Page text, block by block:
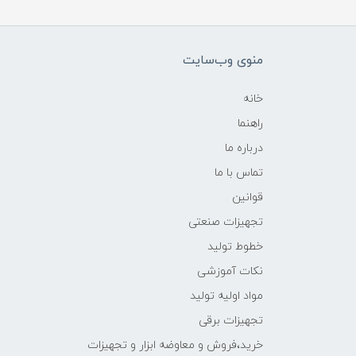
منوی وب‌سایت
خانه
راهنما
درباره ما
تماس با ما
قوانین
تجهیزات صنعتی
خطوط تولید
نکات آموزشی
مواد اولیه تولید
تجهیزات برقی
خرید،فروش و معاوضه ابزار و تجهیزات